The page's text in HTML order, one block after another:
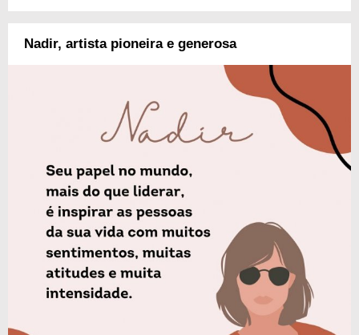
Nadir, artista pioneira e generosa